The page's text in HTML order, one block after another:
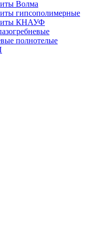
Волма
гипсополимерные
КНАУФ
полнотелые